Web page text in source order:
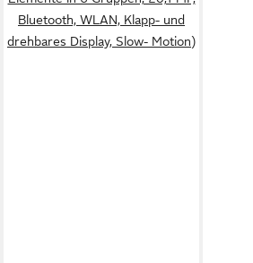
Bluetooth, WLAN, Klapp- und
drehbares Display, Slow- Motion)